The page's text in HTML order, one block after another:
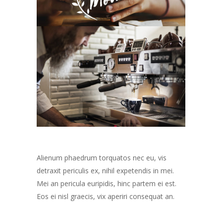
Alienum phaedrum torquatos nec eu, vis
detraxit periculis ex, nihil expetendis in mei.
Mei an pericula euripidis, hinc partem ei est.
Eos ei nisl graecis, vix aperiri consequat an.